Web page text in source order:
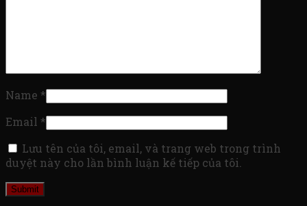
Name *
Email *
Lưu tên của tôi, email, và trang web trong trình
duyệt này cho lần bình luận kế tiếp của tôi.